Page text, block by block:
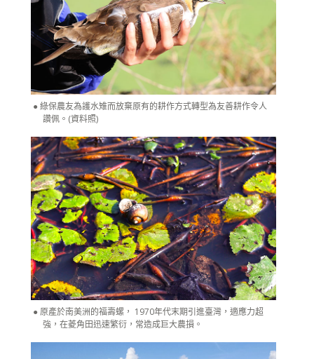
綠保農友為護水雉而放棄原有的耕作方式轉型為友善耕作令人
讚佩。(資料照)
原產於南美洲的福壽螺， 1970年代末期引進臺灣，適應力超
強，在菱角田迅速繁衍，常造成巨大農損。